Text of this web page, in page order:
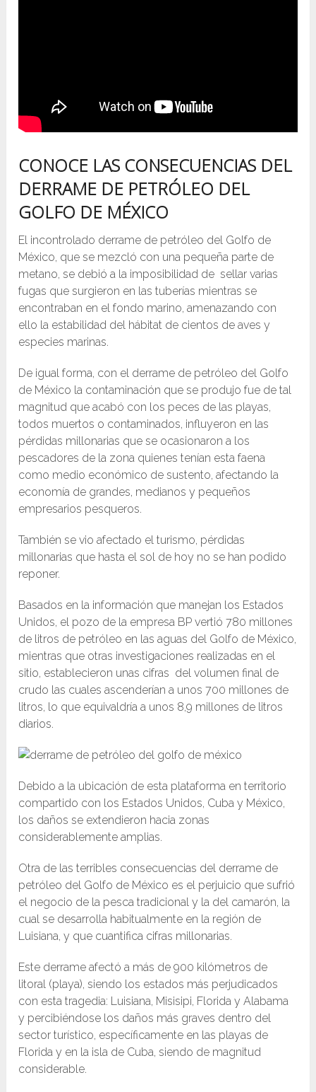
CONOCE LAS CONSECUENCIAS DEL
DERRAME DE PETRÓLEO DEL
GOLFO DE MÉXICO
El incontrolado derrame de petróleo del Golfo de
México, que se mezcló con una pequeña parte de
metano, se debió a la imposibilidad de sellar varias
fugas que surgieron en las tuberías mientras se
encontraban en el fondo marino,​ amenazando con
ello la estabilidad del hábitat de cientos de aves y
especies marinas.
De igual forma, con el derrame de petróleo del Golfo
de México la contaminación que se produjo fue de tal
magnitud que acabó con los peces de las playas,
todos muertos o contaminados, influyeron en las
pérdidas millonarias que se ocasionaron a los
pescadores de la zona quienes tenían esta faena
como medio económico de sustento, afectando la
economía de grandes, medianos y pequeños
empresarios pesqueros.
También se vio afectado el turismo, pérdidas
millonarias que hasta el sol de hoy no se han podido
reponer.
Basados en la información que manejan los Estados
Unidos, el pozo de la empresa BP vertió 780 millones
de litros de petróleo en las aguas del Golfo de México,
mientras que otras investigaciones realizadas en el
sitio, establecieron unas cifras del volumen final de
crudo las cuales ascenderían a unos 700 millones de
litros, lo que equivaldría a unos 8,9 millones de litros
diarios.
Debido a la ubicación de esta plataforma en territorio
compartido con los Estados Unidos, Cuba y México,
los daños se extendieron hacia zonas
considerablemente amplias.
Otra de las terribles consecuencias del derrame de
petróleo del Golfo de México es el perjuicio que sufrió
el negocio de la pesca tradicional y la del camarón, la
cual se desarrolla habitualmente en la región de
Luisiana, y que cuantifica cifras millonarias.
Este derrame afectó a más de 900 kilómetros de
litoral (playa), siendo los estados más perjudicados
con esta tragedia: Luisiana, Misisipi, Florida y Alabama
y percibiéndose los daños más graves dentro del
sector turístico, específicamente en las playas de
Florida y en la isla de Cuba, siendo de magnitud
considerable.